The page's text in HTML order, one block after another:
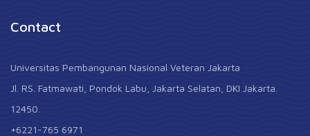
Contact
Universitas Pembangunan Nasional Veteran Jakarta
Jl. RS. Fatmawati, Pondok Labu, Jakarta Selatan, DKI Jakarta.
12450.
+6221-765 6971